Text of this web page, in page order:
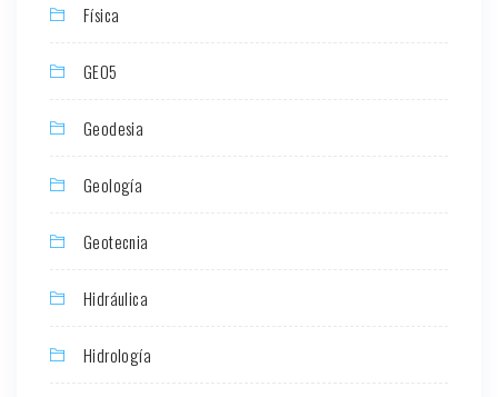
Física
GEO5
Geodesia
Geología
Geotecnia
Hidráulica
Hidrología